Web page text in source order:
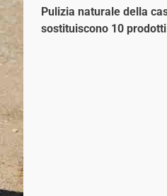
Pulizia naturale della
sostituiscono 10